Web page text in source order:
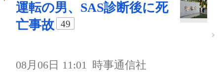
運転の男、SAS診断後に死
亡事故
49
08月06日 11:01 時事通信社